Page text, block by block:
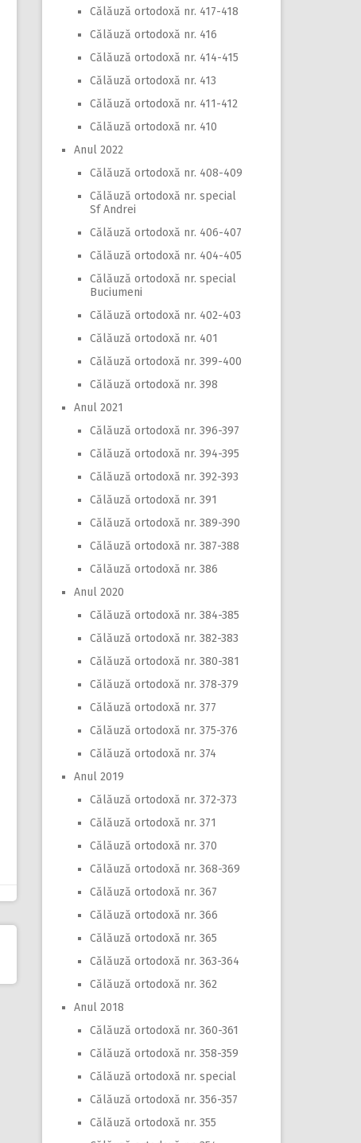
Călăuză ortodoxă nr. 417-418
Călăuză ortodoxă nr. 416
Călăuză ortodoxă nr. 414-415
Călăuză ortodoxă nr. 413
Călăuză ortodoxă nr. 411-412
Călăuză ortodoxă nr. 410
Anul 2022
Călăuză ortodoxă nr. 408-409
Călăuză ortodoxă nr. special
Sf Andrei
Călăuză ortodoxă nr. 406-407
Călăuză ortodoxă nr. 404-405
Călăuză ortodoxă nr. special
Buciumeni
Călăuză ortodoxă nr. 402-403
Călăuză ortodoxă nr. 401
Călăuză ortodoxă nr. 399-400
Călăuză ortodoxă nr. 398
Anul 2021
Călăuză ortodoxă nr. 396-397
Călăuză ortodoxă nr. 394-395
Călăuză ortodoxă nr. 392-393
Călăuză ortodoxă nr. 391
Călăuză ortodoxă nr. 389-390
Călăuză ortodoxă nr. 387-388
Călăuză ortodoxă nr. 386
Anul 2020
Călăuză ortodoxă nr. 384-385
Călăuză ortodoxă nr. 382-383
Călăuză ortodoxă nr. 380-381
Călăuză ortodoxă nr. 378-379
Călăuză ortodoxă nr. 377
Călăuză ortodoxă nr. 375-376
Călăuză ortodoxă nr. 374
Anul 2019
Călăuză ortodoxă nr. 372-373
Călăuză ortodoxă nr. 371
Călăuză ortodoxă nr. 370
Călăuză ortodoxă nr. 368-369
Călăuză ortodoxă nr. 367
Călăuză ortodoxă nr. 366
Călăuză ortodoxă nr. 365
Călăuză ortodoxă nr. 363-364
Călăuză ortodoxă nr. 362
Anul 2018
Călăuză ortodoxă nr. 360-361
Călăuză ortodoxă nr. 358-359
Călăuză ortodoxă nr. special
Călăuză ortodoxă nr. 356-357
Călăuză ortodoxă nr. 355